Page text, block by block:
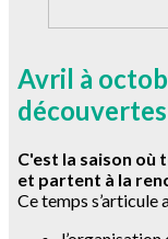
Avril à
découvertes
C'est la saison où
et partent à la
Ce temps s’articule